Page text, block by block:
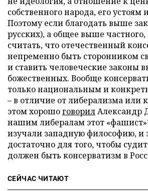
собственного народа, его устоям
Поэтому если благодать выше
русских), а общее выше
считать, что отечественный
непременно быть сторонником
и ставить человеческие законы
божественных. Вообще
только национальным и
– в отличие от либерализма или
этом хорошоговорилАлександр
нашим либералам этот
изучали западную философию, и
достаточно для того, чтобы
должен быть консерватизм в
СЕЙЧАС ЧИТАЮТ